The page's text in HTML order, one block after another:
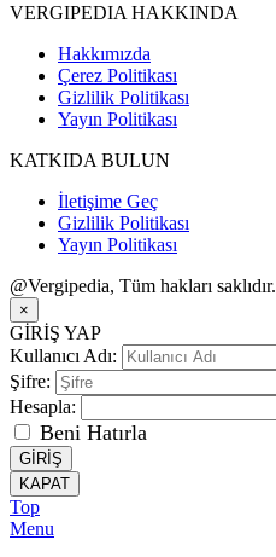
VERGIPEDIA HAKKINDA
Hakkımızda
Çerez Politikası
Gizlilik Politikası
Yayın Politikası
KATKIDA BULUN
İletişime Geç
Gizlilik Politikası
Yayın Politikası
@Vergipedia, Tüm hakları saklıdır.
×
GİRİŞ YAP
Kullanıcı Adı:
Şifre:
Hesapla:
Beni Hatırla
GİRİŞ
KAPAT
Top
Menu